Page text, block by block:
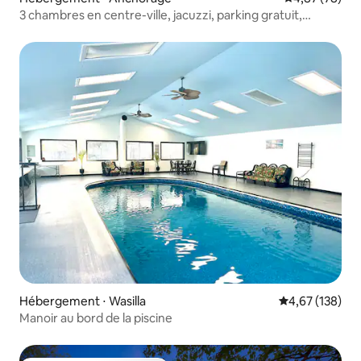
3 chambres en centre-ville, jacuzzi, parking gratuit,
Hébergement ⋅ Wasilla Évaluation
4,67 (138)
Manoir au bord de la piscine